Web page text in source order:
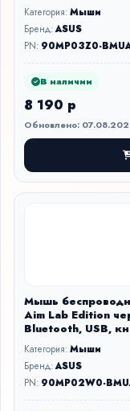
Категория:Мыши
Бренд:ASUS
PN: 90MP03Z0-
В наличии
8 190 р
Обновлено:
Мышь
Aim Lab Edition
Bluetooth, USB,
Категория:Мыши
Бренд:ASUS
PN: 90MP02W0-